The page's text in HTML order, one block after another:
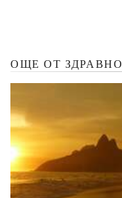
ОЩЕ ОТ ЗДРАВНО